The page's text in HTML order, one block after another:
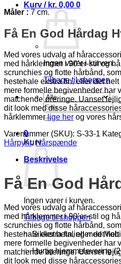
Kurv / kr. 0,00 0
Ingen varer i kurven.
Tilbage til shoppen
Søg
efter:
0
Kurv
Ingen varer i kurven.
Tilbage til shoppen
✨ Sikker betaling med
✨ Hurtig hjemmelevering
Måler : 7 cm.
Få En God Hårdag
Med vores udvalg af
med hårklemmer i 90’er-stil og
scrunchies og flotte hårbånd,
hestehale ekstra fin, eller det
mere formelle begivenheder har
matchende øreringe. Uanset
dit look med disse
hårklemmerlige her og vores
Varenummer (SKU): S-33-1
Hårpynt,Hårspænde
Beskrivelse
Få En God
Med vores udvalg af
med hårklemmer i 90’er-stil og
scrunchies og flotte hårbånd,
hestehale ekstra fin, eller det
mere formelle begivenheder har
matchende øreringe. Uanset
dit look med disse